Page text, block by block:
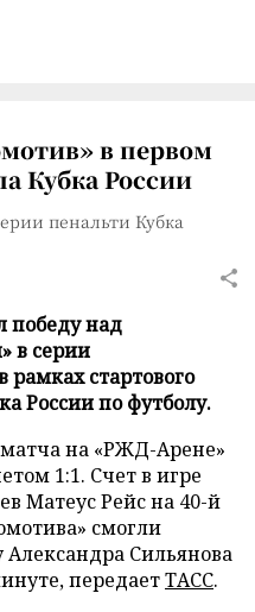
в первом
Кубка России
пенальти Кубка
победу над
в серии
стартового
России по футболу.
матча на «РЖД-Арене»
1:1. Счет в игре
Матеус Рейс на 40-й
смогли
Александра Сильянова
передаетТАСС.